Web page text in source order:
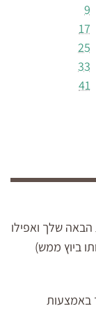
9
17
25
33
41
שלך ואפילו
ביוץ ממש)
באמצעות